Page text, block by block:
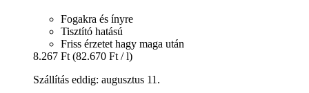
Fogakra és ínyre
Tisztító hatású
Friss érzetet hagy maga után
8.267 Ft (82.670 Ft / l)
Szállítás eddig: augusztus 11.